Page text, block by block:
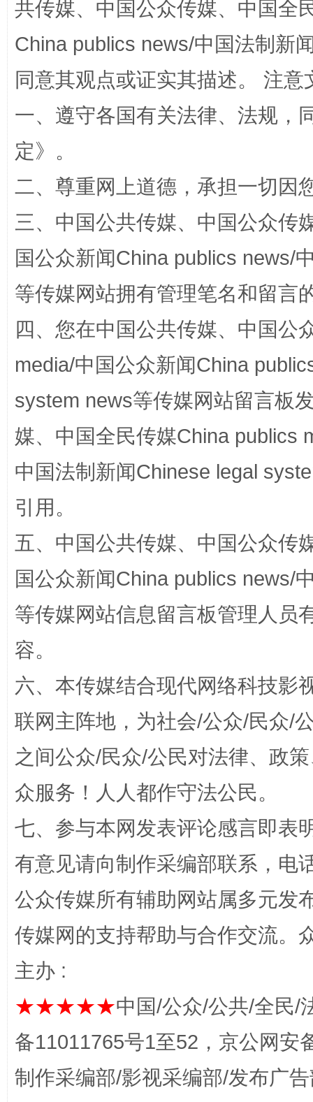
漫山遍野的桃花与雪山、麦地、白藏房 除
网上购药对药下症？
在谋一域中谋全局
今
共传媒、中国公众传媒、中国全
China publics news/中国法制新
同意其观点或证实其描述。 注
一、遵守各国有关法律、法规，
定》。
二、尊重网上道德，承担一切因
三、中国公共传媒、中国公众传
国公众新闻China publics news/
等传媒网站拥有管理笔名和留言
四、您在中国公共传媒、中国公
media/中国公众新闻China
system news等传媒网站留言板
媒、中国全民传媒China publics
中国法制新闻Chinese legal
引用。
五、中国公共传媒、中国公众传
国公众新闻China publics news/
等传媒网站信息留言板管理人员
容。
六、本传媒结合现代网络科技影
联网主阵地，为社会/公众/民众/
之间公众/民众/公民对法律、政
众服务！人人都作守法公民。
七、参与本网发表评论感言即表
有意见请向制作采编部联系，电
公众传媒所有辅助网站属多元发
传媒网的支持帮助与合作交流。
主办 :
★★★★★中国/公众/公共/全民/
备11011765号1至52，京公网安
制作采编部/影视采编部/发布广